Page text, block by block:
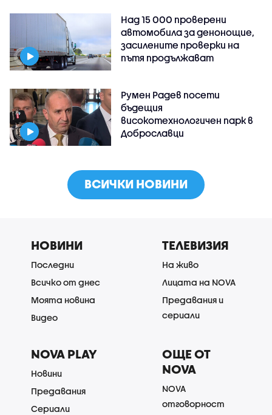
Над 15 000 проверени
автомобила за денонощие,
засилените проверки на
пътя продължават
Румен Радев посети
бъдещия
високотехнологичен парк в
Доброславци
ВСИЧКИ НОВИНИ
НОВИНИ
Последни
Всичко от днес
Моята новина
Видео
ТЕЛЕВИЗИЯ
На живо
Лицата на NOVA
Предавания и
сериали
NOVA PLAY
Новини
Предавания
Сериали
ОЩЕ ОТ
NOVA
NOVA
отговорност